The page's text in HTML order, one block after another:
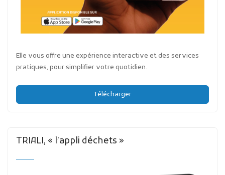
Elle vous offre une expérience interactive et des services
pratiques, pour simplifier votre quotidien.
Télécharger
TRIALI, « l’appli déchets »